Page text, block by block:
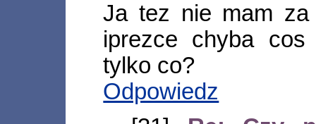
Ja tez nie mam za
iprezce chyba cos
tylko co?
Odpowiedz